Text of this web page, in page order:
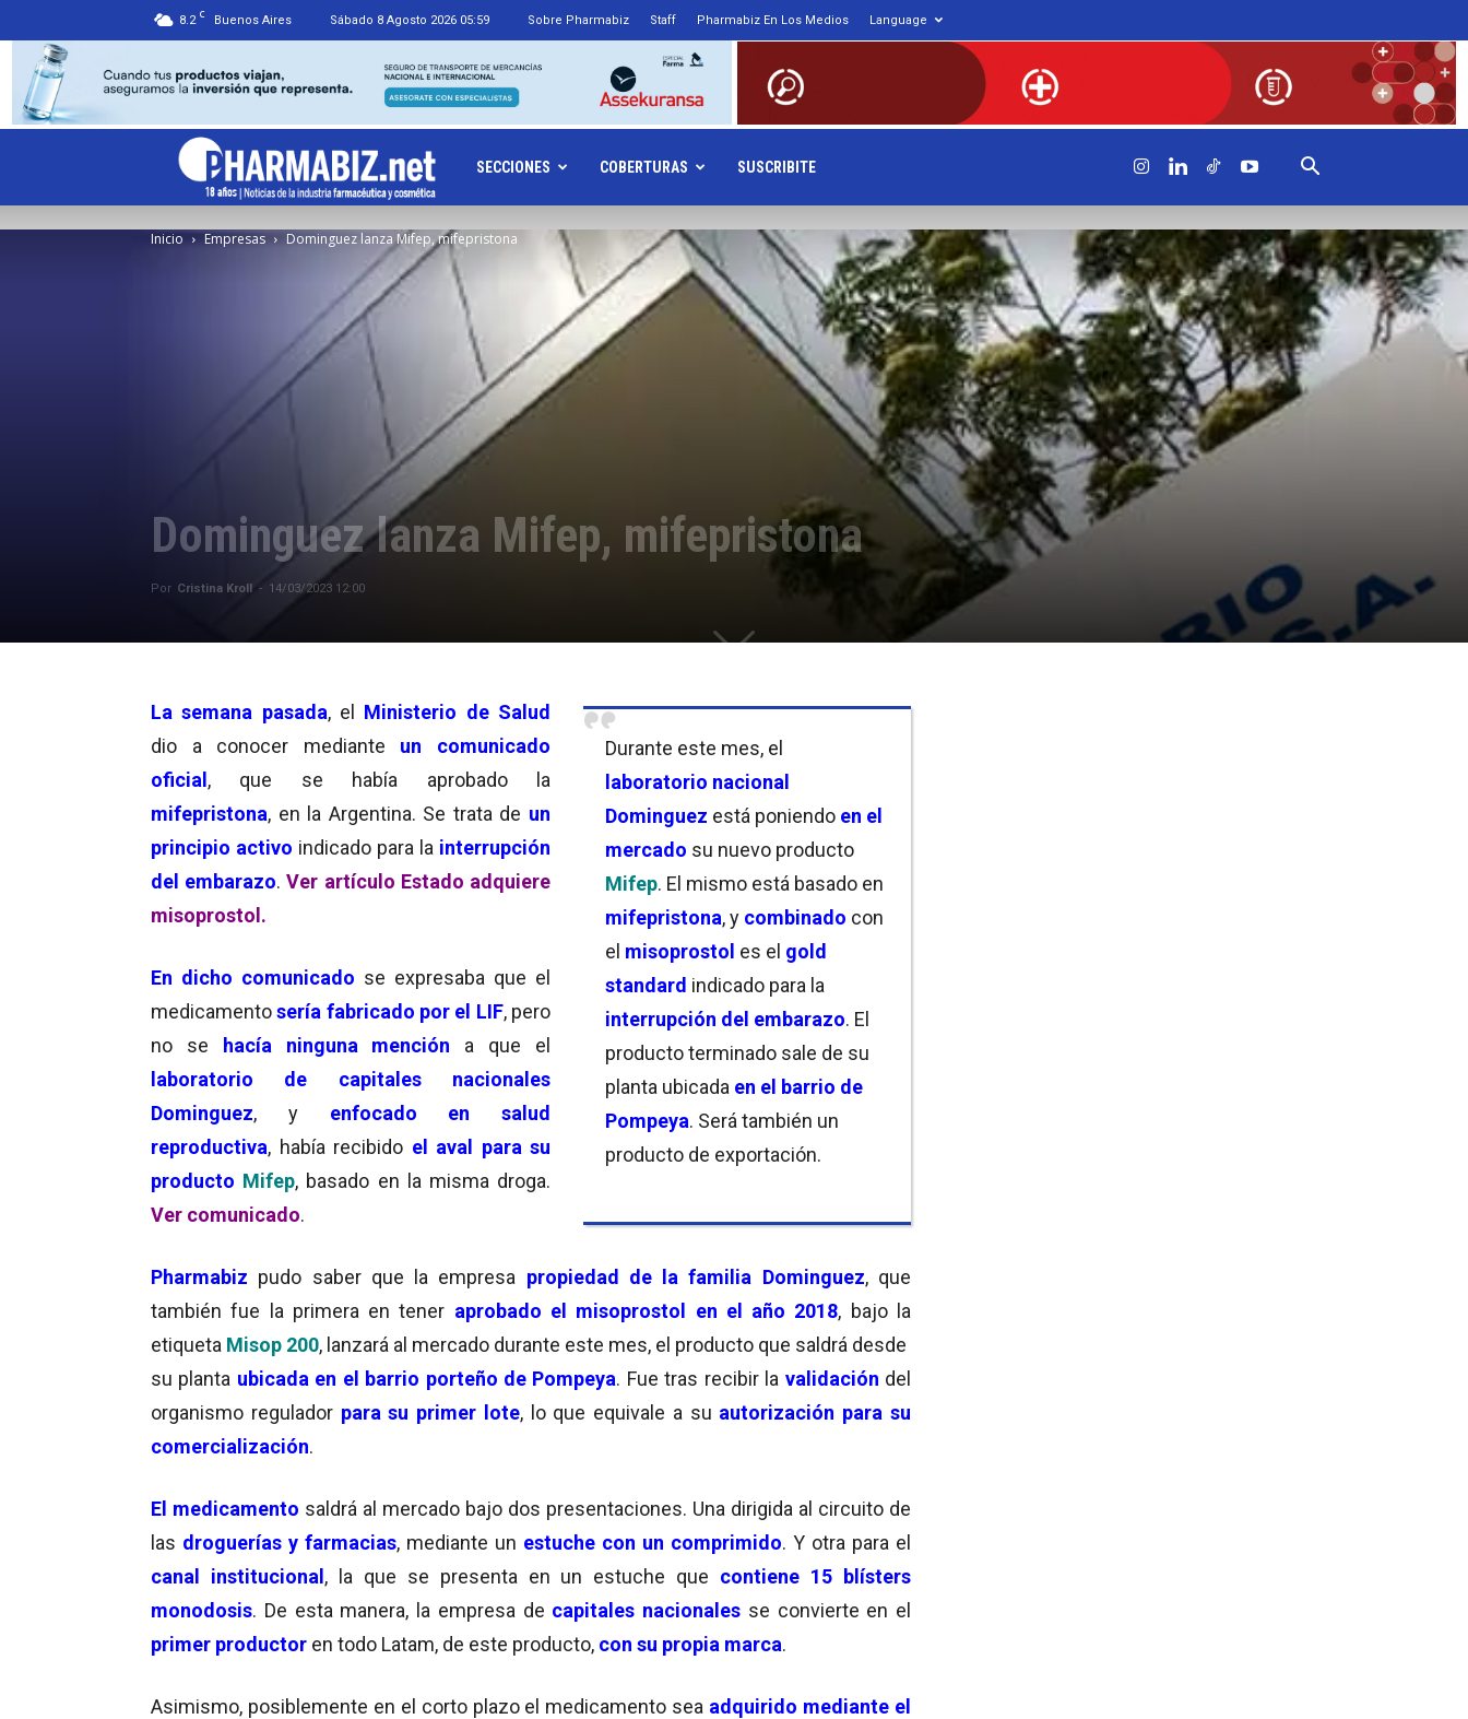
8.2 C Buenos Aires Sábado 8 Agosto 2026 05:59 Sobre Pharmabiz Staff Pharmabiz En Los Medios Language
Pharmabiz.NET
SECCIONES COBERTURAS SUSCRIBITE
Inicio Empresas Dominguez lanza Mifep, mifepristona
Dominguez lanza Mifep, mifepristona
Por Cristina Kroll - 14/03/2023 12:00
Durante este mes, el
laboratorio nacional
Dominguez está poniendo en el
mercado su nuevo producto
Mifep. El mismo está basado en
mifepristona, y combinado con
el misoprostol es el gold
standard indicado para la
interrupción del embarazo. El
producto terminado sale de su
planta ubicada en el barrio de
Pompeya. Será también un
producto de exportación.
La semana pasada, el Ministerio de Salud
dio a conocer mediante un comunicado
oficial, que se había aprobado la
mifepristona, en la Argentina. Se trata de un
principio activo indicado para la interrupción
del embarazo.Ver artículo Estado adquiere
misoprostol.
En dicho comunicado se expresaba que el
medicamentosería fabricado por el LIF, pero
no se hacía ninguna mención a que el
laboratorio de capitales nacionales
Dominguez, y enfocado en salud
reproductiva, había recibido el aval para su
producto Mifep, basado en la misma droga.
Ver comunicado.
Pharmabiz pudo saber que la empresa propiedad de la familia Dominguez, que
también fue la primera en tener aprobado el misoprostol en el año 2018, bajo la
etiqueta Misop 200, lanzará al mercado durante este mes, el producto que saldrá desde
su planta ubicada en el barrio porteño de Pompeya. Fue tras recibir la validación del
organismo reguladorpara su primer lote, lo que equivale a su autorización para su
comercialización.
El medicamento saldrá al mercado bajo dos presentaciones. Una dirigida al circuito de
las droguerías y farmacias, mediante un estuche con un comprimido. Y otra para el
canal institucional, la que se presenta en un estuche que contiene 15 blísters
monodosis. De esta manera, la empresa de capitales nacionales se convierte en el
primer productor en todo Latam, de este producto, con su propia marca.
Asimismo, posiblemente en el corto plazo el medicamento sea adquirido mediante el